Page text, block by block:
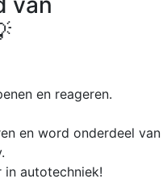
en reageren.
en word onderdeel van
in autotechniek!